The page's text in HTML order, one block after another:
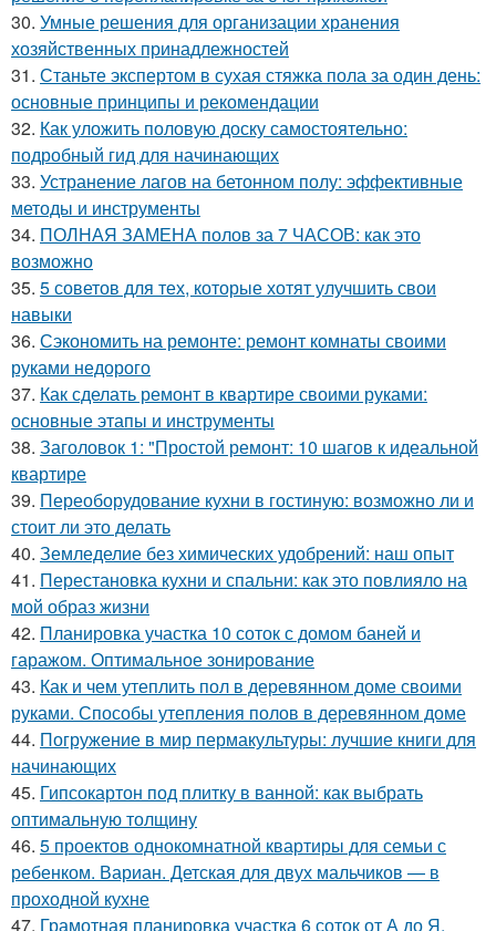
30. Умные решения для организации хранения
хозяйственных принадлежностей
31. Станьте экспертом в сухая стяжка пола за один день:
основные принципы и рекомендации
32. Как уложить половую доску самостоятельно:
подробный гид для начинающих
33. Устранение лагов на бетонном полу: эффективные
методы и инструменты
34. ПОЛНАЯ ЗАМЕНА полов за 7 ЧАСОВ: как это
возможно
35. 5 советов для тех, которые хотят улучшить свои
навыки
36. Сэкономить на ремонте: ремонт комнаты своими
руками недорого
37. Как сделать ремонт в квартире своими руками:
основные этапы и инструменты
38. Заголовок 1: "Простой ремонт: 10 шагов к идеальной
квартире
39. Переоборудование кухни в гостиную: возможно ли и
стоит ли это делать
40. Земледелие без химических удобрений: наш опыт
41. Перестановка кухни и спальни: как это повлияло на
мой образ жизни
42. Планировка участка 10 соток с домом баней и
гаражом. Оптимальное зонирование
43. Как и чем утеплить пол в деревянном доме своими
руками. Способы утепления полов в деревянном доме
44. Погружение в мир пермакультуры: лучшие книги для
начинающих
45. Гипсокартон под плитку в ванной: как выбрать
оптимальную толщину
46. 5 проектов однокомнатной квартиры для семьи с
ребенком. Вариан. Детская для двух мальчиков — в
проходной кухне
47. Грамотная планировка участка 6 соток от А до Я.